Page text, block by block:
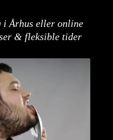
i Århus eller online
& fleksible tider